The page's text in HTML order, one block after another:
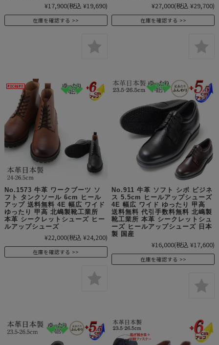
¥17,900(税込 ¥19,690)
在庫を確認する
¥27,000(税込 ¥29,700)
在庫を確認する
No.1573 牛革 ワークブーツ ソ
フト タンクソール 6cm ヒール
アップ 送料無料 4E 幅広 ワイド
ゆったり 甲高 北嶋製靴工業所
本革 シークレットシューズ ヒー
ルアップシューズ
¥22,000(税込 ¥24,200)
在庫を確認する
No.911 牛革 ソフト シボ ビジネ
ス 5.5cm ヒールアップシューズ
4E 幅広 ワイド ゆったり 甲高
送料無料 代引手数料無料 北嶋製
靴工業所 本革 シークレットシュ
ーズ ヒールアップシューズ 日本
製 国産
¥16,000(税込 ¥17,600)
在庫を確認する